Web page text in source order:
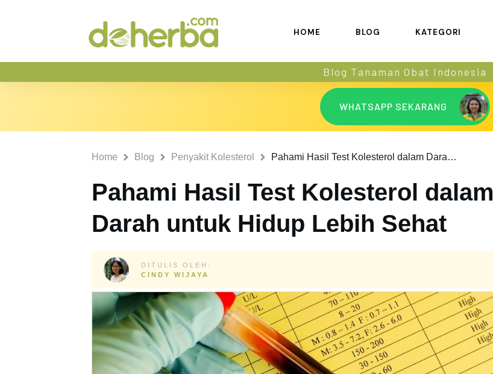
HOME BLOG KATEGORI
Blog Tanaman Obat Indonesia
WHATSAPP SEKARANG
Home Blog Penyakit Kolesterol Pahami Hasil Test Kolesterol dalam Darah untuk Hidup Lebih Sehat
Pahami Hasil Test Kolesterol dalam
Darah untuk Hidup Lebih Sehat
DITULIS OLEH:
CINDY WIJAYA